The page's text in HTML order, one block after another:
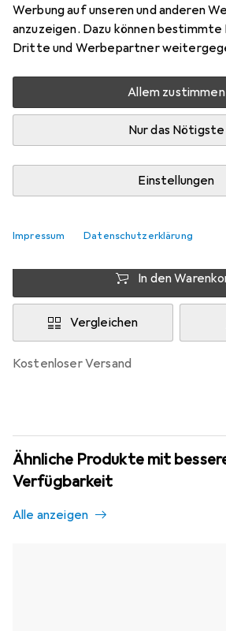
Werbung auf unseren und anderen
anzuzeigen. Dazu können bestimmte
Dritte und Werbepartner
Allem zustimmen
Nur das Nötigste
Einstellungen
Impressum Datenschutzerklärung
75
Bewertungen Marke
Testberichte
Nur 1 Stück an Lager beim
Benachrichtigen, wenn schneller
Lieferort angeben für genaue
In den
Vergleichen
kostenloser Versand
Ähnliche Produkte mit
Verfügbarkeit
Alle anzeigen